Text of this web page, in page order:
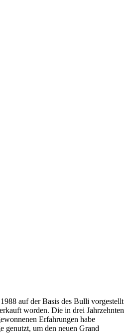
auf der Basis des Bulli vorgestellt
worden. Die in drei Jahrzehnten
Erfahrungen habe
genutzt, um den neuen Grand